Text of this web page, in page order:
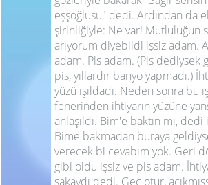
eşşoğlusu" dedi. Ardından da
şirinliğiyle: Ne var! Mutluluğun
arıyorum diyebildi işsiz adam.
adam. Pis adam. (Pis dediysek
pis, yıllardır banyo yapmadı.)
yüzü ışıldadı. Neden sonra bu
fenerinden ihtiyarın yüzüne
anlaşıldı. Bim'e baktın mı, dedi
Bime bakmadan buraya
verecek bi cevabım yok. Geri
gibi oldu işsiz ve pis adam.
şakaydı dedi. Geç otur,